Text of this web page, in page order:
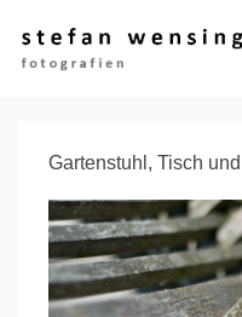
Gartenstuhl, Tisch